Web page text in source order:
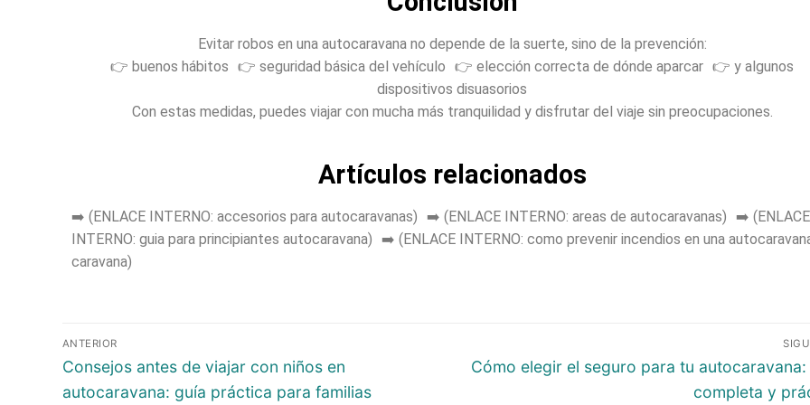
Evitar robos en una autocaravana no depende de la suerte, sino de la prevención:
👉 buenos hábitos 👉 seguridad básica del vehículo 👉 elección correcta de dónde aparcar 👉 y algunos
dispositivos disuasorios
Con estas medidas, puedes viajar con mucha más tranquilidad y disfrutar del viaje sin preocupaciones.
Artículos relacionados
➡️ (ENLACE INTERNO: accesorios para autocaravanas) ➡️ (ENLACE INTERNO: areas de autocaravanas) ➡️ (ENLACE
INTERNO: guia para principiantes autocaravana) ➡️ (ENLACE INTERNO: como prevenir incendios en una
caravana)
ANTERIOR
Consejos antes de viajar con niños en
autocaravana: guía práctica para familias
Cómo elegir el seguro para tu autocaravana:
completa y